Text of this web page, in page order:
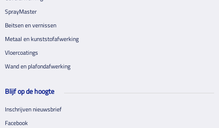
SprayMaster
Beitsen en vernissen
Metaal en kunststofafwerking
Vloercoatings
Wand en plafondafwerking
Blijf op de hoogte
Inschrijven nieuwsbrief
Facebook